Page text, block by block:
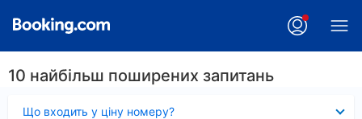
10 найбільш поширених запитань
Що входить у ціну номеру?